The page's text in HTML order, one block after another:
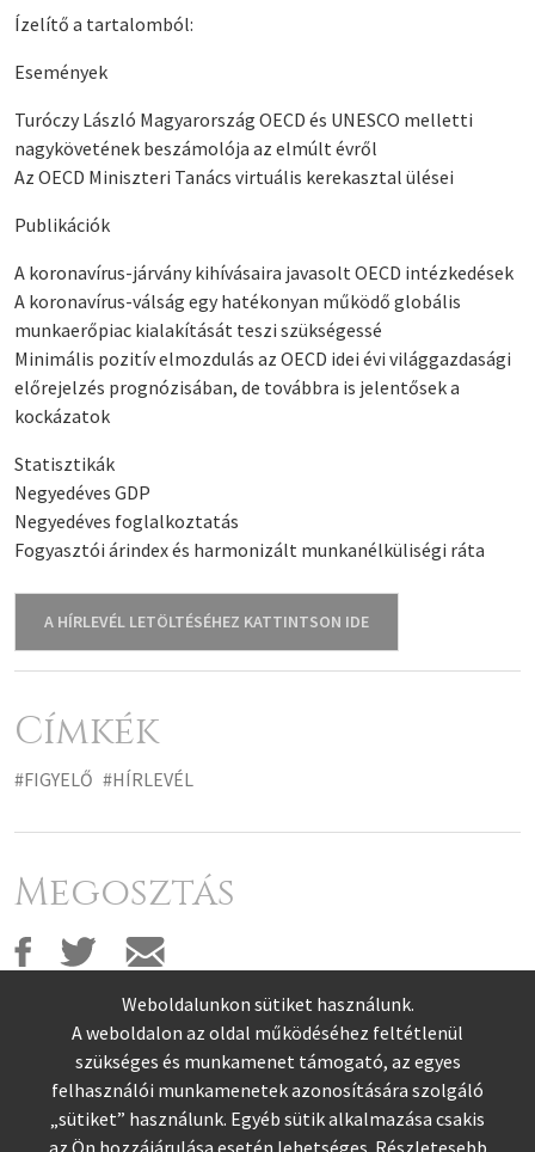
Ízelítő a tartalomból:
Események
Turóczy László Magyarország OECD és UNESCO melletti
nagykövetének beszámolója az elmúlt évről
Az OECD Miniszteri Tanács virtuális kerekasztal ülései
Publikációk
A koronavírus-járvány kihívásaira javasolt OECD intézkedések
A koronavírus-válság egy hatékonyan működő globális
munkaerőpiac kialakítását teszi szükségessé
Minimális pozitív elmozdulás az OECD idei évi világgazdasági
előrejelzés prognózisában, de továbbra is jelentősek a
kockázatok
Statisztikák
Negyedéves GDP
Negyedéves foglalkoztatás
Fogyasztói árindex és harmonizált munkanélküliségi ráta
A HÍRLEVÉL LETÖLTÉSÉHEZ KATTINTSON IDE
Címkék
#FIGYELŐ #HÍRLEVÉL
Megosztás
Weboldalunkon sütiket használunk.
A weboldalon az oldal működéséhez feltétlenül
szükséges és munkamenet támogató, az egyes
felhasználói munkamenetek azonosítására szolgáló
„sütiket” használunk. Egyéb sütik alkalmazása csakis
az Ön hozzájárulása esetén lehetséges. Részletesebb